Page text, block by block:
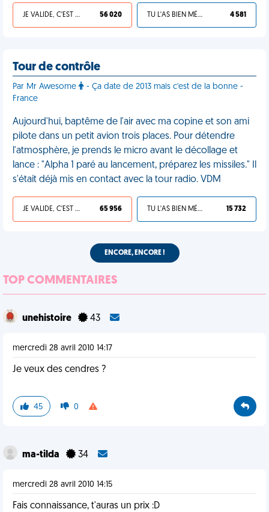
JE VALIDE, C'EST UNE VDM 56 020 TU L'AS BIEN MÉRITÉ 4 581
Tour de contrôle
Par Mr Awesome
- Ça date de 2013 mais c'est de la bonne -
France
Aujourd'hui, baptême de l'air avec ma copine et son ami
pilote dans un petit avion trois places. Pour détendre
l'atmosphère, je prends le micro avant le décollage et
lance : "Alpha 1 paré au lancement, préparez les missiles." Il
s'était déjà mis en contact avec la tour radio. VDM
JE VALIDE, C'EST UNE VDM 65 956 TU L'AS BIEN MÉRITÉ 15 732
ENCORE, ENCORE !
TOP COMMENTAIRES
unehistoire 43
mercredi 28 avril 2010 14:17
Je veux des cendres ?
45 0
ma-tilda 34
mercredi 28 avril 2010 14:15
Fais connaissance, t'auras un prix :D